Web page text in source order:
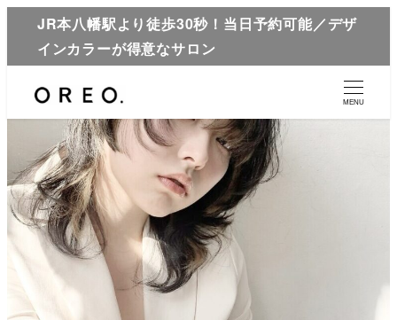
JR本八幡駅より徒歩30秒！当日予約可能／デザ
インカラーが得意なサロン
MENU